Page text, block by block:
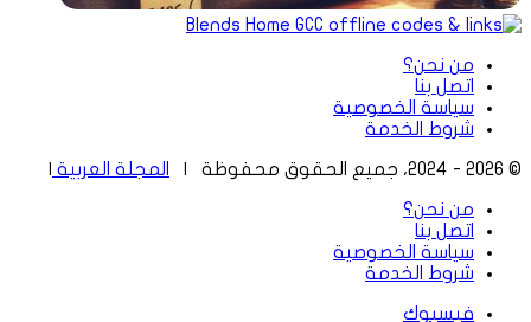
من نحن؟
اتصل بنا
سياسة الخصوصية
شروط الخدمة
© 2026 - 2024، جميع الحقوق محفوظة | المجلة العربية
من نحن؟
اتصل بنا
سياسة الخصوصية
شروط الخدمة
فيسبوك